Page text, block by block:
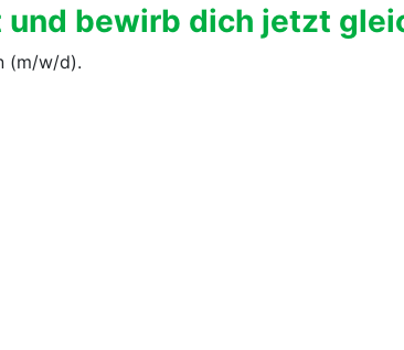
und bewirb dich jetzt
(m/w/d).